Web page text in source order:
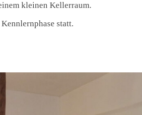
kleinen Kellerraum.
statt.